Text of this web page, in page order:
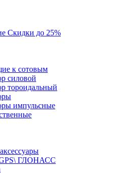
Скидки до 25%
к сотовым
силовой
тороидальный
импульсные
ГЛОНАСС